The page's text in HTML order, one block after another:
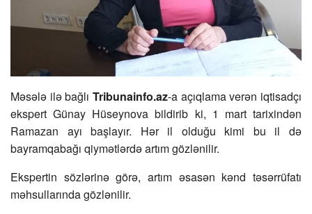
Məsələ ilə bağlı Tribunainfo.az-a açıqlama verən iqtisadçı
ekspert Günay Hüseynova bildirib ki, 1 mart tarixindən
Ramazan ayı başlayır. Hər il olduğu kimi bu il də
bayramqabağı qiymətlərdə artım gözlənilir.
Ekspertin sözlərinə görə, artım əsasən kənd təsərrüfatı
məhsullarında gözlənilir.